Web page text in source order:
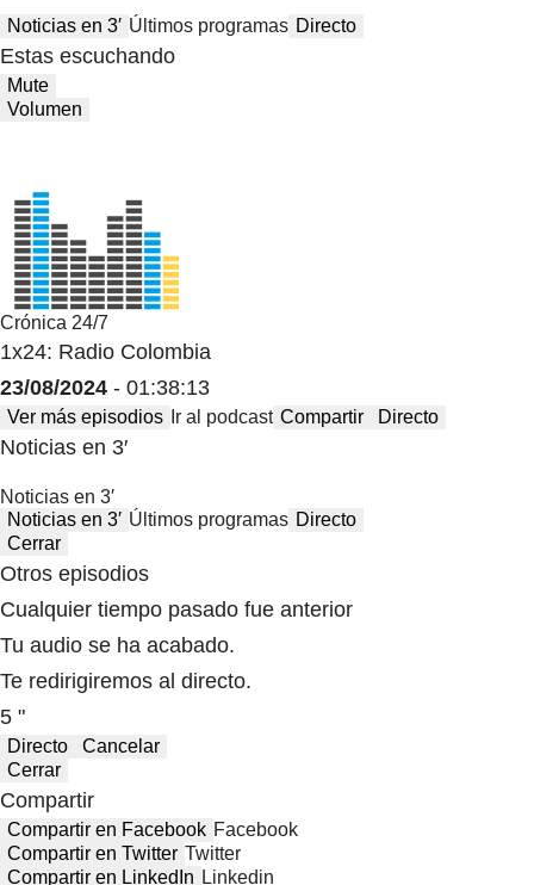
Noticias en 3′ Últimos programas Directo
Estas escuchando
Mute
Volumen
Crónica 24/7
1x24: Radio Colombia
23/08/2024 - 01:38:13
Ver más episodios Ir al podcast Compartir Directo
Noticias en 3′
Noticias en 3′
Noticias en 3′ Últimos programas Directo
Cerrar
Otros episodios
Cualquier tiempo pasado fue anterior
Tu audio se ha acabado.
Te redirigiremos al directo.
5 "
Directo
Cancelar
Cerrar
Compartir
Compartir en Facebook Facebook
Compartir en Twitter Twitter
Compartir en LinkedIn Linkedin